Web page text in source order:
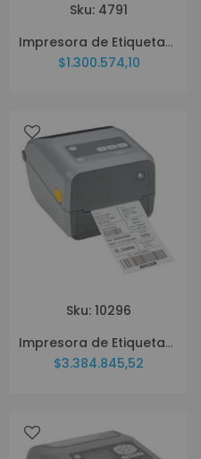
Sku: 4791
Impresora de Etiquetas SAT ST48 USE LCD
$1.300.574,10
Sku: 10296
Impresora de Etiquetas Zebra ZD421 + Wifi + Bluetooth + NFC ZD4A042-301W02EZ
$3.384.845,52